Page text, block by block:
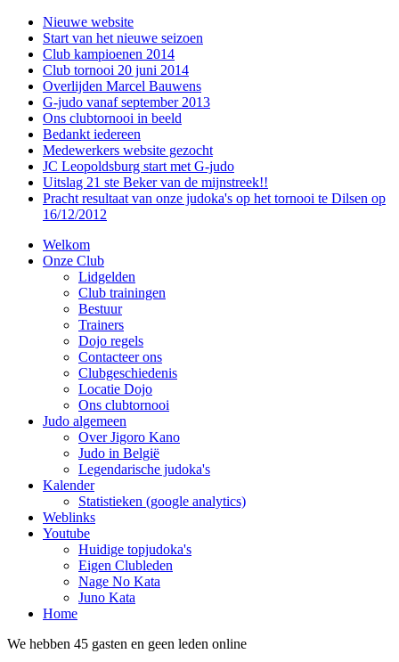
Nieuwe website
Start van het nieuwe seizoen
Club kampioenen 2014
Club tornooi 20 juni 2014
Overlijden Marcel Bauwens
G-judo vanaf september 2013
Ons clubtornooi in beeld
Bedankt iedereen
Medewerkers website gezocht
JC Leopoldsburg start met G-judo
Uitslag 21 ste Beker van de mijnstreek!!
Pracht resultaat van onze judoka's op het tornooi te Dilsen op
16/12/2012
Welkom
Onze Club
Lidgelden
Club trainingen
Bestuur
Trainers
Dojo regels
Contacteer ons
Clubgeschiedenis
Locatie Dojo
Ons clubtornooi
Judo algemeen
Over Jigoro Kano
Judo in België
Legendarische judoka's
Kalender
Statistieken (google analytics)
Weblinks
Youtube
Huidige topjudoka's
Eigen Clubleden
Nage No Kata
Juno Kata
Home
We hebben 45 gasten en geen leden online